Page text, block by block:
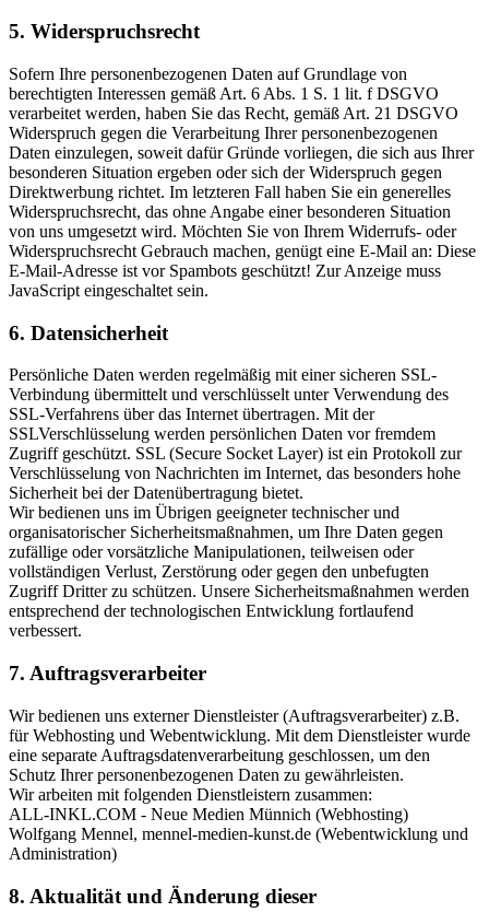
5. Widerspruchsrecht
Sofern Ihre personenbezogenen Daten auf Grundlage von
berechtigten Interessen gemäß Art. 6 Abs. 1 S. 1 lit. f DSGVO
verarbeitet werden, haben Sie das Recht, gemäß Art. 21 DSGVO
Widerspruch gegen die Verarbeitung Ihrer personenbezogenen
Daten einzulegen, soweit dafür Gründe vorliegen, die sich aus Ihrer
besonderen Situation ergeben oder sich der Widerspruch gegen
Direktwerbung richtet. Im letzteren Fall haben Sie ein generelles
Widerspruchsrecht, das ohne Angabe einer besonderen Situation
von uns umgesetzt wird. Möchten Sie von Ihrem Widerrufs- oder
Widerspruchsrecht Gebrauch machen, genügt eine E-Mail an: Diese
E-Mail-Adresse ist vor Spambots geschützt! Zur Anzeige muss
JavaScript eingeschaltet sein.
6. Datensicherheit
Persönliche Daten werden regelmäßig mit einer sicheren SSL-
Verbindung übermittelt und verschlüsselt unter Verwendung des
SSL-Verfahrens über das Internet übertragen. Mit der
SSLVerschlüsselung werden persönlichen Daten vor fremdem
Zugriff geschützt. SSL (Secure Socket Layer) ist ein Protokoll zur
Verschlüsselung von Nachrichten im Internet, das besonders hohe
Sicherheit bei der Datenübertragung bietet.
Wir bedienen uns im Übrigen geeigneter technischer und
organisatorischer Sicherheitsmaßnahmen, um Ihre Daten gegen
zufällige oder vorsätzliche Manipulationen, teilweisen oder
vollständigen Verlust, Zerstörung oder gegen den unbefugten
Zugriff Dritter zu schützen. Unsere Sicherheitsmaßnahmen werden
entsprechend der technologischen Entwicklung fortlaufend
verbessert.
7. Auftragsverarbeiter
Wir bedienen uns externer Dienstleister (Auftragsverarbeiter) z.B.
für Webhosting und Webentwicklung. Mit dem Dienstleister wurde
eine separate Auftragsdatenverarbeitung geschlossen, um den
Schutz Ihrer personenbezogenen Daten zu gewährleisten.
Wir arbeiten mit folgenden Dienstleistern zusammen:
ALL-INKL.COM - Neue Medien Münnich (Webhosting)
Wolfgang Mennel, mennel-medien-kunst.de (Webentwicklung und
Administration)
8. Aktualität und Änderung dieser